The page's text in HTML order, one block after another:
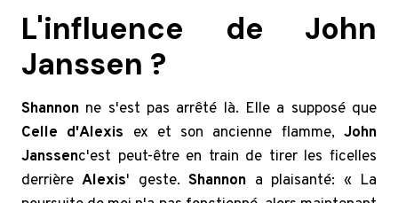
L'influence de John
Janssen ?
Shannon ne s'est pas arrêté là. Elle a supposé que
Celle d'Alexis ex et son ancienne flamme,John
Janssenc'est peut-être en train de tirer les ficelles
derrièreAlexis' geste.Shannon a plaisanté: « La